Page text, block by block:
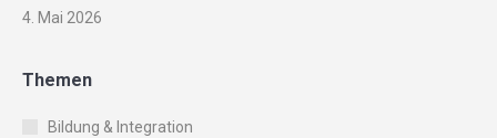
4. Mai 2026
Themen
Bildung & Integration